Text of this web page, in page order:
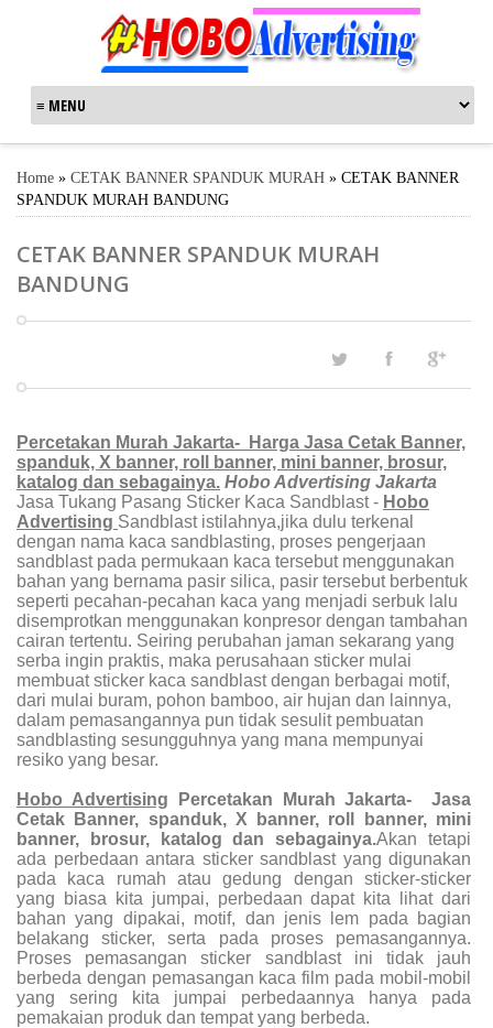
Home » CETAK BANNER SPANDUK MURAH » CETAK BANNER
SPANDUK MURAH BANDUNG
CETAK BANNER SPANDUK MURAH
BANDUNG
Percetakan Murah Jakarta- Harga Jasa Cetak Banner,
spanduk, X banner, roll banner, mini banner, brosur,
katalog dan sebagainya. Hobo Advertising Jakarta
Jasa Tukang Pasang Sticker Kaca Sandblast- Hobo
Advertising Sandblast istilahnya,jika dulu terkenal
dengan nama kaca sandblasting, proses pengerjaan
sandblast pada permukaan kaca tersebut menggunakan
bahan yang bernama pasir silica, pasir tersebut berbentuk
seperti pecahan-pecahan kaca yang menjadi serbuk lalu
disemprotkan menggunakan konpresor dengan tambahan
cairan tertentu. Seiring perubahan jaman sekarang yang
serba ingin praktis, maka perusahaan sticker mulai
membuat sticker kaca sandblast dengan berbagai motif,
dari mulai buram, pohon bamboo, air hujan dan lainnya,
dalam pemasangannya pun tidak sesulit pembuatan
sandblasting sesungguhnya yang mana mempunyai
resiko yang besar.
Hobo Advertising
Percetakan Murah Jakarta- Jasa
Cetak Banner, spanduk, X banner, roll banner, mini
banner, brosur, katalog dan sebagainya.Akan tetapi
ada perbedaan antara sticker sandblast yang digunakan
pada kaca rumah atau gedung dengan sticker-sticker
yang biasa kita jumpai, perbedaan dapat kita lihat dari
bahan yang dipakai, motif, dan jenis lem pada bagian
belakang sticker, serta pada proses pemasangannya.
Proses pemasangan sticker sandblast ini tidak jauh
berbeda dengan pemasangan kaca film pada mobil-mobil
yang sering kita jumpai perbedaannya hanya pada
pemakaian produk dan tempat yang berbeda.